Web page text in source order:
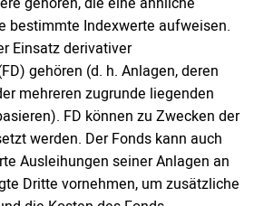
bestimmte Indexwerte aufweisen.
Einsatz derivativer
gehören (d. h. Anlagen, deren
mehreren zugrunde liegenden
FD können zu Zwecken der
werden. Der Fonds kann auch
Ausleihungen seiner Anlagen an
Dritte vornehmen, um zusätzliche